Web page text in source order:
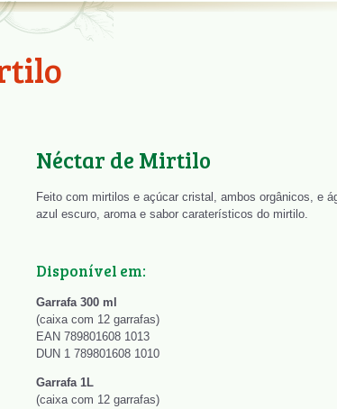
Néctar de Mirtilo
Feito com mirtilos e açúcar cristal, ambos orgânicos, e
azul escuro, aroma e sabor caraterísticos do mirtilo.
Disponível em:
Garrafa 300 ml
(caixa com 12 garrafas)
EAN 789801608 1013
DUN 1 789801608 1010
Garrafa 1L
(caixa com 12 garrafas)